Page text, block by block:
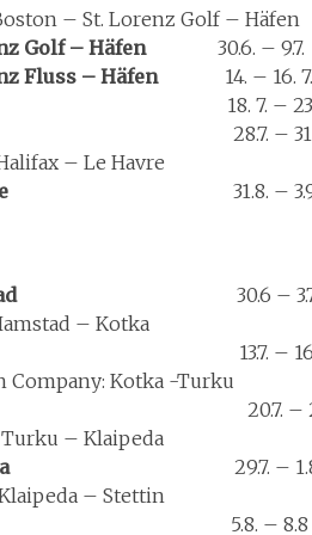
– St. Lorenz Golf – Häfen
Golf – Häfen
30.6. – 9.7.
Fluss – Häfen14. – 16. 7.
18. 7. –
28.7. –
– Le Havre
Havre
31.8. –
30.6 –
– Kotka
–
Company: Kotka -Turku
–
Turku – Klaipeda
29.7. –
– Stettin
– 8.8